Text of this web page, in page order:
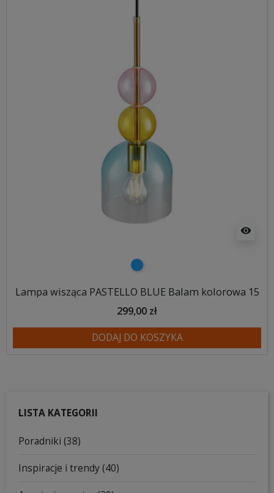
visibility
niebieski
Lampa wisząca PASTELLO BLUE Balam kolorowa 15
299,00 zł
DODAJ DO KOSZYKA
LISTA KATEGORII
Poradniki (38)
Inspiracje i trendy (40)